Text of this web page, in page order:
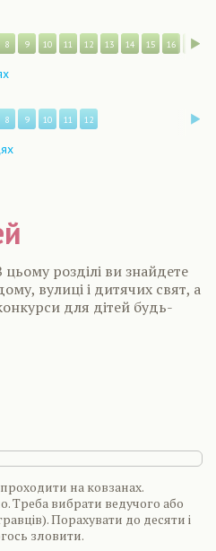
8 9 10 11 12 13 14 15 16 17
8 9 10 11 12
розділі ви знайдете
вулиці і дитячих свят, а
для дітей будь-
на ковзанах.
Треба вибрати ведучого або
Порахувати до десяти і
зловити.